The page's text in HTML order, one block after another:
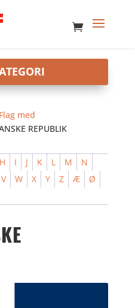
Flag med
REPUBLIK
H I J K L M
N
V W X Y Z Æ
Ø